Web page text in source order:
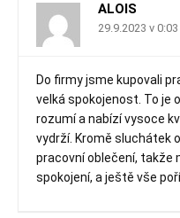
ALOIS
29.9.2023 v 0:03
Do firmy jsme kupovali
velká spokojenost. To je
rozumí a nabízí vysoce
vydrží. Kromě sluchátek
pracovní oblečení, takže
spokojení, a ještě vše